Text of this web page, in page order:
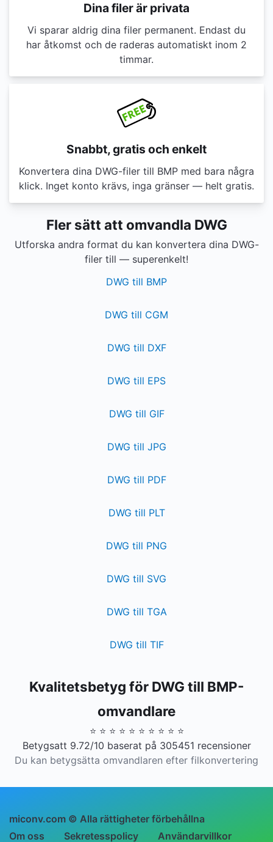
Dina filer är privata
Vi sparar aldrig dina filer permanent. Endast du
har åtkomst och de raderas automatiskt inom 2
timmar.
Snabbt, gratis och enkelt
Konvertera dina DWG-filer till BMP med bara några
klick. Inget konto krävs, inga gränser — helt gratis.
Fler sätt att omvandla DWG
Utforska andra format du kan konvertera dina DWG-
filer till — superenkelt!
DWG till BMP
DWG till CGM
DWG till DXF
DWG till EPS
DWG till GIF
DWG till JPG
DWG till PDF
DWG till PLT
DWG till PNG
DWG till SVG
DWG till TGA
DWG till TIF
Kvalitetsbetyg för DWG till BMP-
omvandlare
⭐ ⭐ ⭐ ⭐ ⭐ ⭐ ⭐ ⭐ ⭐ ⭐
Betygsatt 9.72/10 baserat på 305451 recensioner
Du kan betygsätta omvandlaren efter filkonvertering
miconv.com © Alla rättigheter förbehållna
Om oss
Sekretesspolicy Användarvillkor